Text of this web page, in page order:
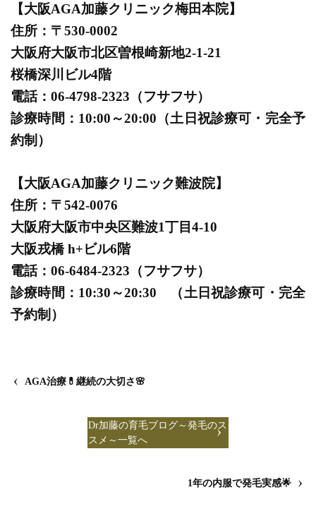
【大阪AGA加藤クリニック梅田本院】
住所：〒530-0002
大阪府大阪市北区曽根崎新地2-1-21
桜橋深川ビル4階
電話：06-4798-2323（フサフサ）
診療時間：10:00～20:00（土日祝診療可・完全予
約制）
【大阪AGA加藤クリニック難波院】
住所：〒542-0076
大阪府大阪市中央区難波1丁目4-10
大阪戎橋 h+ビル6階
電話：06-6484-2323（フサフサ）
診療時間：10:30～20:30 （土日祝診療可・完全
予約制）
AGA治療💊継続の大切さ🌸
Dr加藤の育毛ブログ～発毛のス
スメ～一覧へ
1年の内服で発毛実感🌟